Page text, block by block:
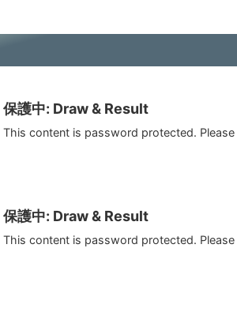
保護中: Draw & Result
This content is password protected.
保護中: Draw & Result
This content is password protected.